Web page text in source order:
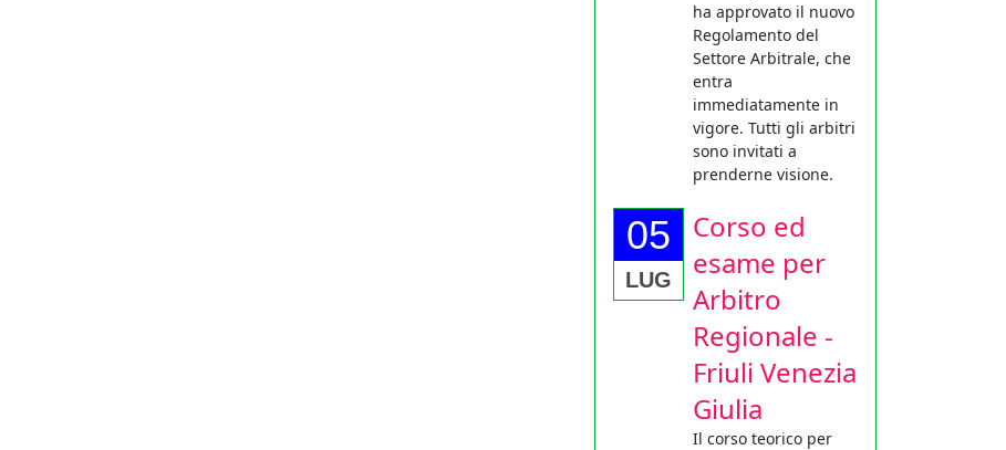
ha approvato il nuovo
Regolamento del
Settore Arbitrale, che
entra
immediatamente in
vigore. Tutti gli arbitri
sono invitati a
prenderne visione.
05
LUG
Corso ed
esame per
Arbitro
Regionale -
Friuli Venezia
Giulia
Il corso teorico per